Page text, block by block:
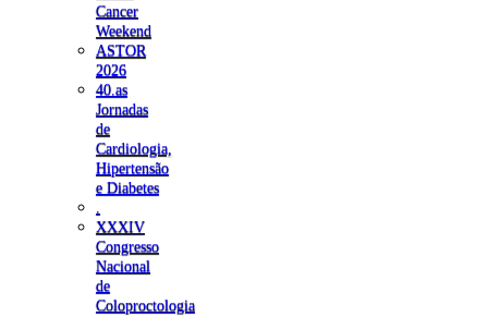
Cancer
Weekend
ASTOR
2026
40.as
Jornadas
de
Cardiologia,
Hipertensão
e Diabetes
XXXIV
Congresso
Nacional
de
Coloproctologia